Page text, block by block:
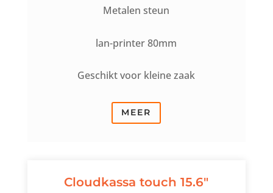
Metalen steun
lan-printer 80mm
Geschikt voor kleine zaak
MEER
Cloudkassa touch 15.6"